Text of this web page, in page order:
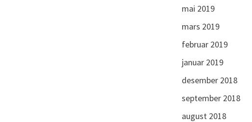
mai 2019
mars 2019
februar 2019
januar 2019
desember 2018
september 2018
august 2018